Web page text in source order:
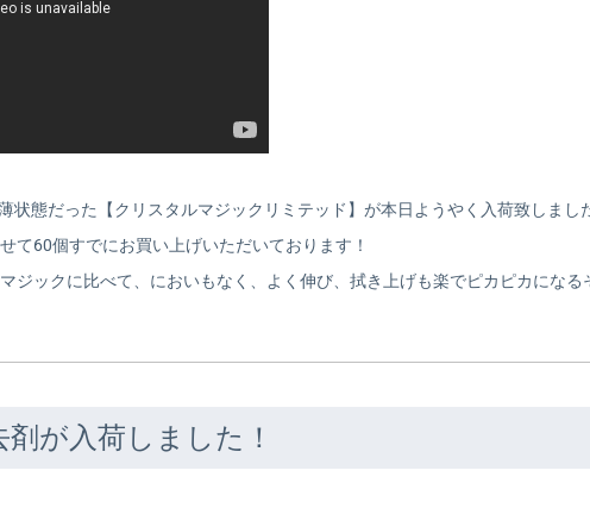
状態だった【クリスタルマジックリミテッド】が本日ようやく入荷致しまし
て60個すでにお買い上げいただいております！
ジックに比べて、においもなく、よく伸び、拭き上げも楽でピカピカになる
が入荷しました！